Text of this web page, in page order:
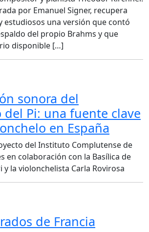
por Emanuel Signer, recupera
estudiosos una versión que contó
del propio Brahms y que
disponible […]
sonora del
Pi: una fuente clave
en España
del Instituto Complutense de
en colaboración con la Basílica de
y la violonchelista Carla Rovirosa
de Francia